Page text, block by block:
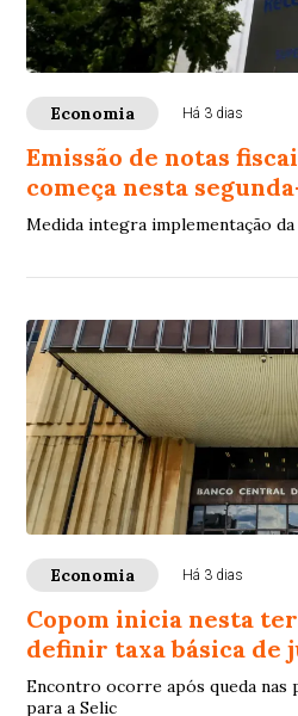
Economia Há 3 dias
Emissão de notas
começa nesta
Medida integra implementação
Economia Há 3 dias
Copom inicia nesta
definir taxa básica de
Encontro ocorre após queda nas
para a Selic